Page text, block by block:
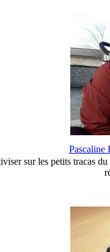
Pascaline
sur les petits tracas